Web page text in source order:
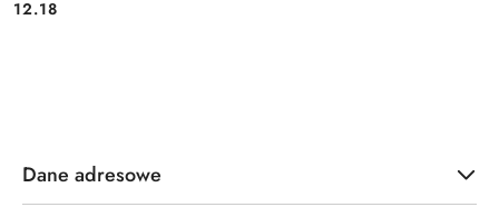
Cena:
Cena:
12.18
Dane adresowe